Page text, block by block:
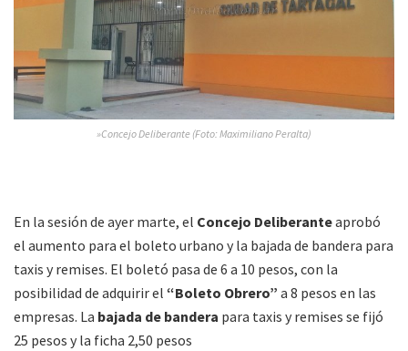
»Concejo Deliberante (Foto: Maximiliano Peralta)
En la sesión de ayer marte, el Concejo Deliberanteaprobó
el aumento para el boleto urbano y la bajada de bandera para
taxis y remises. El boletó pasa de 6 a 10 pesos, con la
posibilidad de adquirir el “Boleto Obrero” a 8 pesos en las
empresas. La bajada de bandera para taxis y remises se fijó
25 pesos y la ficha 2,50 pesos